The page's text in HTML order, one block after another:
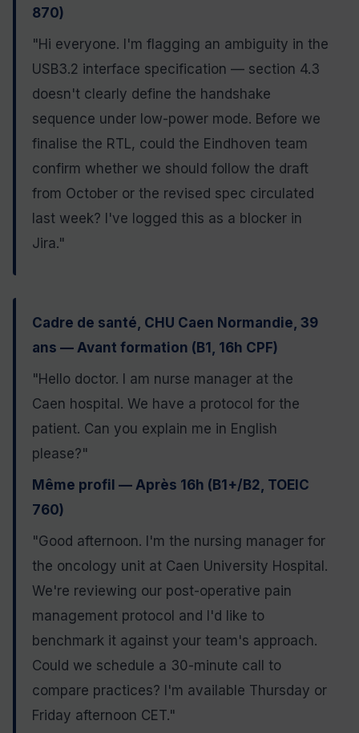
870)
"Hi everyone. I'm flagging an ambiguity in the
USB3.2 interface specification — section 4.3
doesn't clearly define the handshake
sequence under low-power mode. Before we
finalise the RTL, could the Eindhoven team
confirm whether we should follow the draft
from October or the revised spec circulated
last week? I've logged this as a blocker in
Jira."
Cadre de santé, CHU Caen Normandie, 39
ans — Avant formation (B1, 16h CPF)
"Hello doctor. I am nurse manager at the
Caen hospital. We have a protocol for the
patient. Can you explain me in English
please?"
Même profil — Après 16h (B1+/B2, TOEIC
760)
"Good afternoon. I'm the nursing manager for
the oncology unit at Caen University Hospital.
We're reviewing our post-operative pain
management protocol and I'd like to
benchmark it against your team's approach.
Could we schedule a 30-minute call to
compare practices? I'm available Thursday or
Friday afternoon CET."